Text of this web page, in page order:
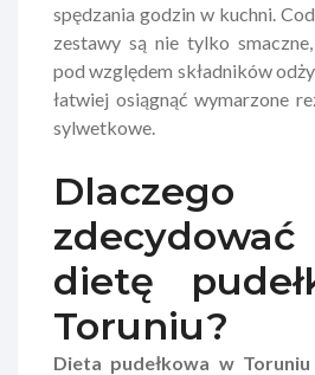
spędzania godzin w kuchni.
zestawy są nie tylko
pod względem składników
łatwiej osiągnąć wymarzone
sylwetkowe.
dietę
Toruniu?
Dieta pudełkowa w Toruniu